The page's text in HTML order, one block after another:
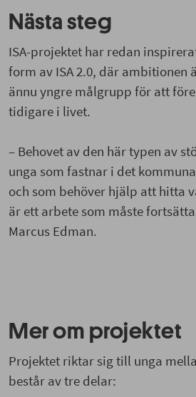
Nästa steg
ISA-projektet har redan
form av ISA 2.0, där ambitionen
ännu yngre målgrupp för att
tidigare i livet.
– Behovet av den här typen av
unga som fastnar i det
och som behöver hjälp att hitta
är ett arbete som måste
Marcus Edman.
Mer om projektet
Projektet riktar sig till unga
består av tre delar: